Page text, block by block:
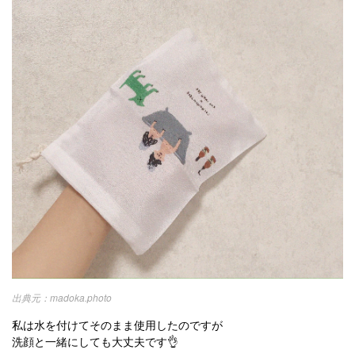
madoka.photo
私は水を付けてそのまま使用したのですが
洗顔と一緒にしても大丈夫です👌